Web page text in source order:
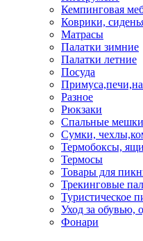
Кемпинговая
Коврики,
Матрасы
Палатки зимние
Палатки летние
Посуда
Разное
Рюкзаки
Спальные мешки
Сумки,
Термобоксы,
Термосы
Товары для
Трекинговые
Туристическое
Уход за обувью,
Фонари